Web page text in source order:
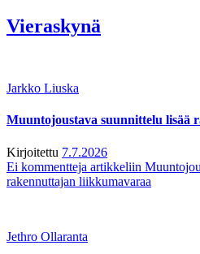
Vieraskynä
Jarkko Liuska
Muuntojoustava suunnittelu lisää
Kirjoitettu 7.7.2026
Ei kommentteja artikkeliin
rakennuttajan liikkumavaraa
Jethro Ollaranta